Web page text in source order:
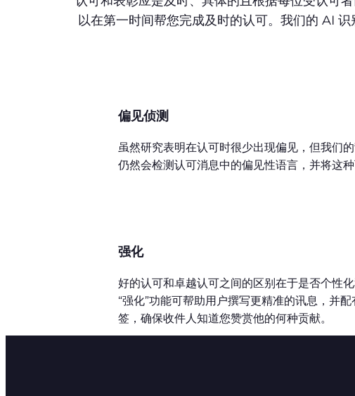
以在第一时间帮您完成及时的认可。我们的 AI
偏见侦测
虽然研究表明在认可时很少出现偏见，但我们
仍然会检测认可消息中的偏见性语言，并将这种
强化
好的认可和卓越认可之间的区别在于是否个性化
“强化”功能可帮助用户撰写更精准的讯息，并
签，确保收件人知道您赞赏他的何种贡献。